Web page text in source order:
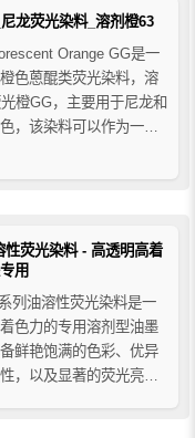
龙荧光染料_溶剂橙63
Orange GG是一
色蒽醌类荧光染料，溶
橙GG，主要用于尼龙和
，该染料可以作为一种
的荧光效果，这不仅可
荧光染料 - 高透明高着
用
列油溶性荧光染料是一
色力的专用溶剂型油墨
鲜艳饱满的色彩、优异
，以及显著的荧光亮